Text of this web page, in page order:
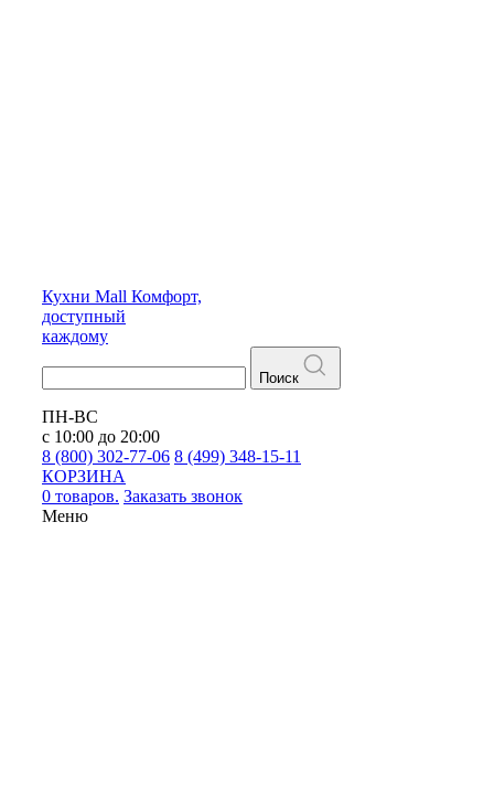
Кухни Mall Комфорт,
доступный
каждому
Поиск
ПН-ВС
с 10:00 до 20:00
8 (800) 302-77-06 8 (499) 348-15-11
КОРЗИНА
0 товаров. Заказать звонок
Меню